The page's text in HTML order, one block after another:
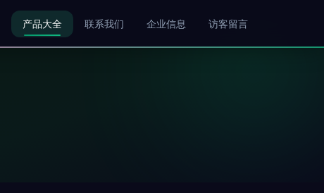
产品大全 联系我们 企业信息 访客留言